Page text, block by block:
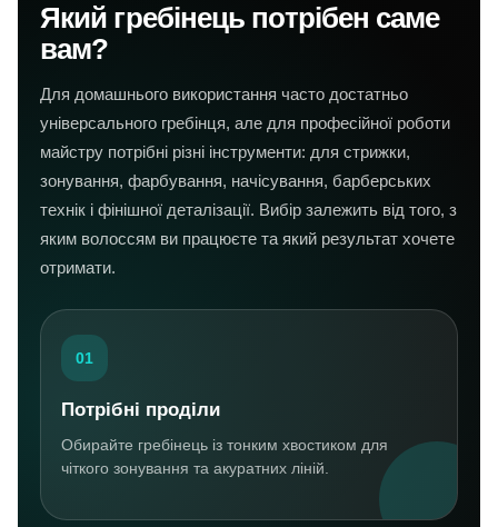
Який гребінець потрібен саме
вам?
Для домашнього використання часто достатньо
універсального гребінця, але для професійної роботи
майстру потрібні різні інструменти: для стрижки,
зонування, фарбування, начісування, барберських
технік і фінішної деталізації. Вибір залежить від того, з
яким волоссям ви працюєте та який результат хочете
отримати.
01
Потрібні проділи
Обирайте гребінець із тонким хвостиком для
чіткого зонування та акуратних ліній.